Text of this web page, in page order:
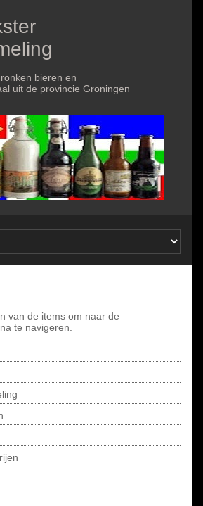
bieren en
uit de provincie Groningen
van de items om naar de
te navigeren.